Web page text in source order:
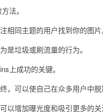
法。
同主题的用户找到你的图片
垃圾或刷流量的行为。
上成功的关键。
可以使自己在众多用户中脱
增加曝光度和吸引更多的关